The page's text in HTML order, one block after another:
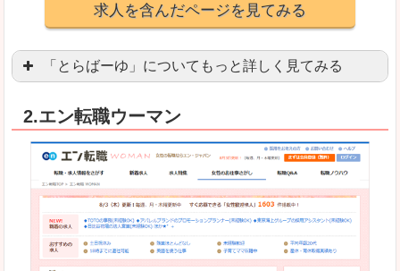
求人を含んだページを見てみる
「とらばーゆ」についてもっと詳しく見てみる
良いところ
スマホアプリやソーシャルアカウントが充実して
「ファッション・ブランドページ」という検索
事務などのオフィスワークを探している方にとっ
2.エン転職ウーマン